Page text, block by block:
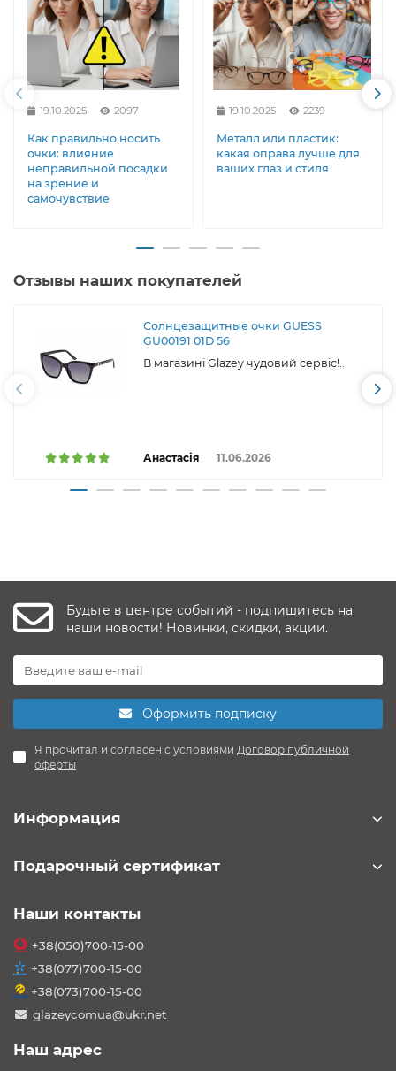
19.10.2025 2097
Как правильно носить
очки: влияние
неправильной посадки
на зрение и
самочувствие
19.10.2025 2239
Металл или пластик:
какая оправа лучше для
ваших глаз и стиля
Отзывы наших покупателей
Солнцезащитные очки GUESS
GU00191 01D 56
В магазині Glazey чудовий сервіс!..
Анастасія 11.06.2026
Будьте в центре событий - подпишитесь на
наши новости! Новинки, скидки, акции.
Оформить подписку
Я прочитал и согласен с условиями Договор публичной
оферты
Информация
Подарочный сертификат
Наши контакты
+38(050)700-15-00
+38(077)700-15-00
+38(073)700-15-00
glazeycomua@ukr.net
Наш адрес